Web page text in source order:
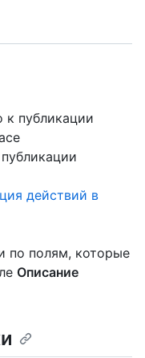
к публикации
действий в
по полям, которые
Описание